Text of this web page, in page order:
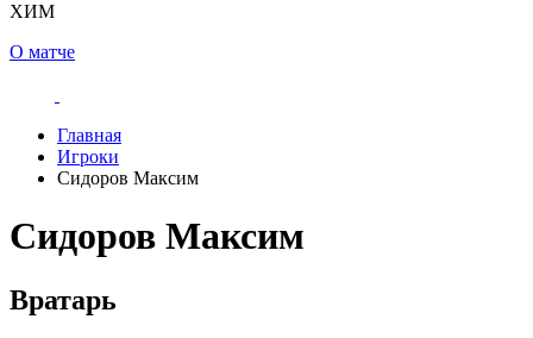
ХИМ
О матче
Главная
Игроки
Сидоров Максим
Сидоров Максим
Вратарь